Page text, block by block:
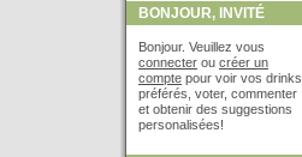
BONJOUR, INVITÉ
Bonjour. Veuillez vous
connecter ou créer un
compte pour voir vos drinks
préférés, voter, commenter
et obtenir des suggestions
personalisées!